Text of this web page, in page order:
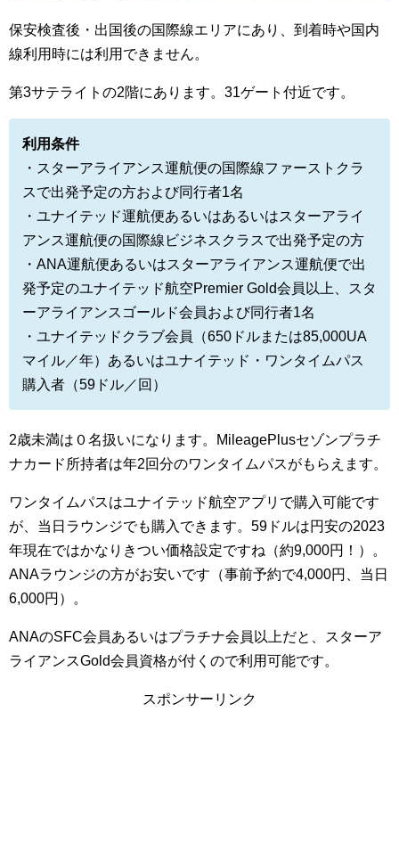
保安検査後・出国後の国際線エリアにあり、到着時や国内
線利用時には利用できません。
第3サテライトの2階にあります。31ゲート付近です。
利用条件
・スターアライアンス運航便の国際線ファーストクラ
スで出発予定の方および同行者1名
・ユナイテッド運航便あるいはあるいはスターアライ
アンス運航便の国際線ビジネスクラスで出発予定の方
・ANA運航便あるいはスターアライアンス運航便で出
発予定のユナイテッド航空Premier Gold会員以上、スタ
ーアライアンスゴールド会員および同行者1名
・ユナイテッドクラブ会員（650ドルまたは85,000UA
マイル／年）あるいはユナイテッド・ワンタイムパス
購入者（59ドル／回）
2歳未満は０名扱いになります。MileagePlusセゾンプラチ
ナカード所持者は年2回分のワンタイムパスがもらえます。
ワンタイムパスはユナイテッド航空アプリで購入可能です
が、当日ラウンジでも購入できます。59ドルは円安の2023
年現在ではかなりきつい価格設定ですね（約9,000円！）。
ANAラウンジの方がお安いです（事前予約で4,000円、当日
6,000円）。
ANAのSFC会員あるいはプラチナ会員以上だと、スターア
ライアンスGold会員資格が付くので利用可能です。
スポンサーリンク